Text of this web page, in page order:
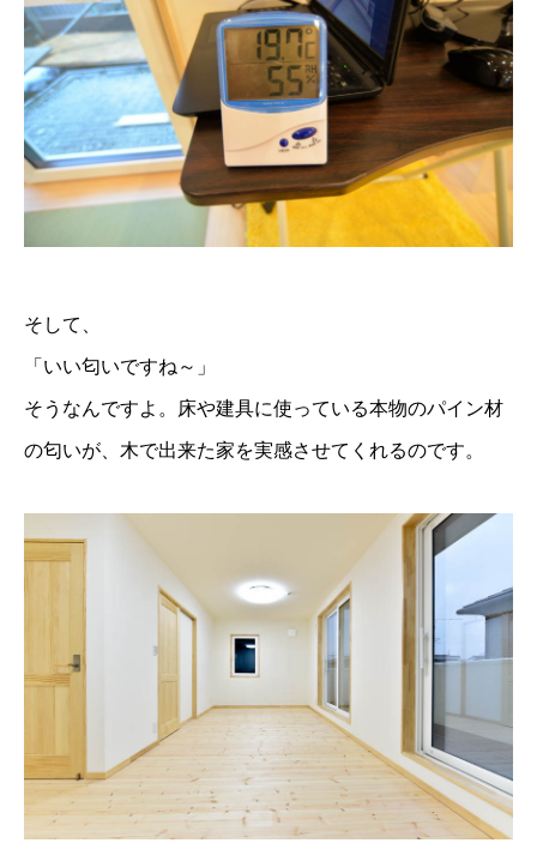
そして、
「いい匂いですね～」
そうなんですよ。床や建具に使っている本物のパイン材
の匂いが、木で出来た家を実感させてくれるのです。